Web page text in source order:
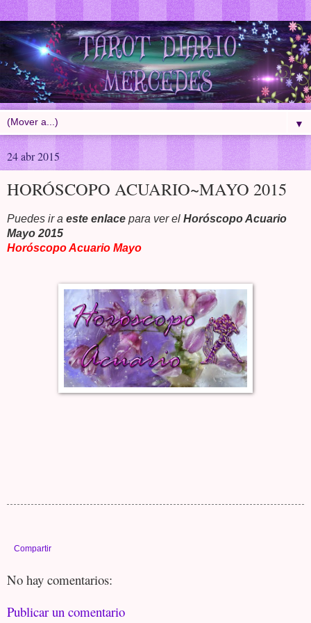
▼
24 abr 2015
HORÓSCOPO ACUARIO~MAYO 2015
Puedes ir a este enlace para ver el Horóscopo Acuario
Mayo 2015
Horóscopo Acuario Mayo
Compartir
No hay comentarios:
Publicar un comentario